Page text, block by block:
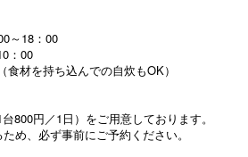
～18：00
：00
材を持ち込んでの自炊もOK）
800円／1日）をご用意しております。
め、必ず事前にご予約ください。